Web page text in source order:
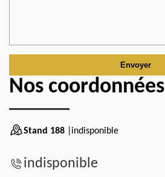
Nos coordonnées
Stand 188 |indisponible
indisponible